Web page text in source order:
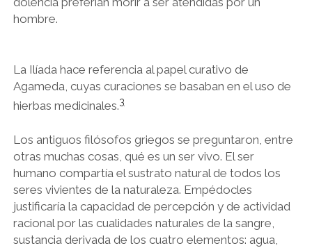
hombre.
La Ilíada hace referencia al papel curativo de
Agameda, cuyas curaciones se basaban en el uso de
hierbas medicinales.3
Los antiguos filósofos griegos se preguntaron, entre
otras muchas cosas, qué es un ser vivo. El ser
humano compartía el sustrato natural de todos los
seres vivientes de la naturaleza. Empédocles
justificaría la capacidad de percepción y de actividad
racional por las cualidades naturales de la sangre,
sustancia derivada de los cuatro elementos: agua,